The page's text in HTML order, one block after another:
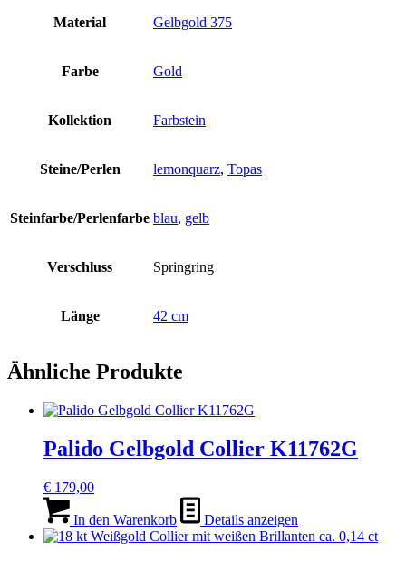
Material Gelbgold 375
Farbe Gold
Kollektion Farbstein
Steine/Perlen lemonquarz, Topas
Steinfarbe/Perlenfarbe blau, gelb
Verschluss Springring
Länge 42 cm
Ähnliche Produkte
Palido Gelbgold Collier K11762G
€ 179,00
In den Warenkorb Details anzeigen